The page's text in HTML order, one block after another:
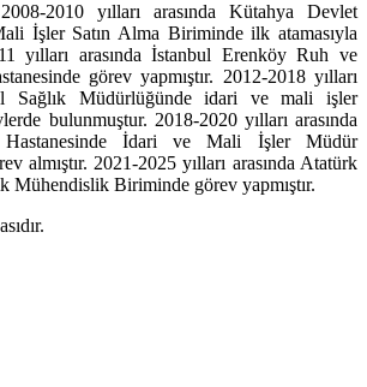
2010 yılları arasında Kütahya Devlet
İşler Satın Alma Biriminde ilk atamasıyla
yılları arasında İstanbul Erenköy Ruh ve
görev yapmıştır. 2012-2018 yılları
İl Sağlık Müdürlüğünde idari ve mali işler
bulunmuştur. 2018-2020 yılları arasında
Hastanesinde İdari ve Mali İşler Müdür
almıştır. 2021-2025 yılları arasında Atatürk
Mühendislik Biriminde görev yapmıştır.